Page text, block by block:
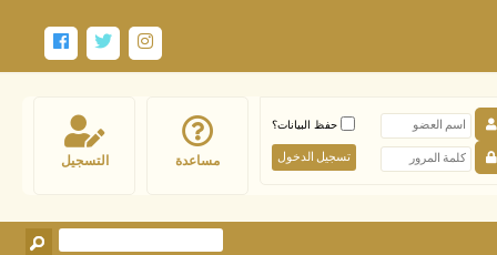
التسجيل مساعدة
حفظ البيانات؟